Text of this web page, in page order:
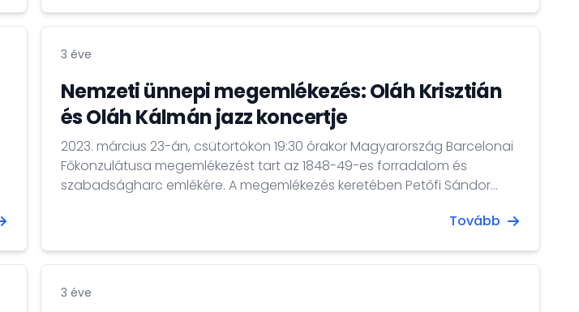
3 éve
Nemzeti ünnepi megemlékezés: Oláh Krisztián
és Oláh Kálmán jazz koncertje
2023. március 23-án, csütörtökön 19:30 órakor Magyarország Barcelonai
Főkonzulátusa megemlékezést tart az 1848-49-es forradalom és
szabadságharc emlékére. A megemlékezés keretében Petőfi Sándor
programsorozatot is és bemutatjuk első barcelonai rendezvényét, Oláh
Tovább
3 éve